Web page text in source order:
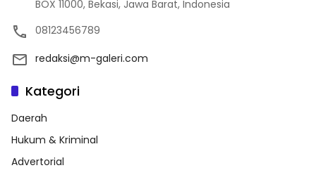
BOX 11000, Bekasi, Jawa Barat, Indonesia
08123456789
redaksi@m-galeri.com
Kategori
Daerah
Hukum & Kriminal
Advertorial